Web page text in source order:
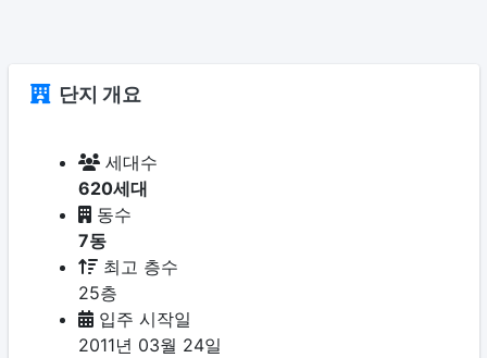
단지 개요
세대수
620세대
동수
7동
최고 층수
25층
입주 시작일
2011년 03월 24일